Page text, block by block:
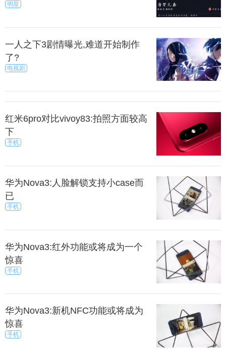
明星
一人之下3剧情曝光,难道开始制作
了?
电视剧
红米6pro对比vivoy83:拍照方面较高
下
手机
华为Nova3:人脸解锁支持小case而
已
手机
华为Nova3:红外功能或将成为一个
惊喜
手机
华为Nova3:新机NFC功能或将成为
惊喜
手机